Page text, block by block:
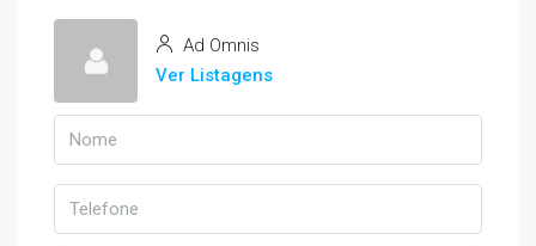
Ad Omnis
Ver Listagens